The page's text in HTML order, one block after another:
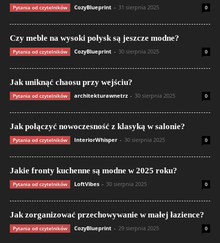
Pytania od czytelników CozyBlueprint - 31 sierpnia 2025 0
Czy meble na wysoki połysk są jeszcze modne?
Pytania od czytelników CozyBlueprint - 30 sierpnia 2025 0
Jak uniknąć chaosu przy wejściu?
Pytania od czytelników architekturawnetrz - 30 sierpnia 2025 0
Jak połączyć nowoczesność z klasyką w salonie?
Pytania od czytelników InteriorWhisper - 30 sierpnia 2025 0
Jakie fronty kuchenne są modne w 2025 roku?
Pytania od czytelników LoftVibes - 30 sierpnia 2025 0
Jak zorganizować przechowywanie w małej łazience?
Pytania od czytelników CozyBlueprint - 29 sierpnia 2025 0